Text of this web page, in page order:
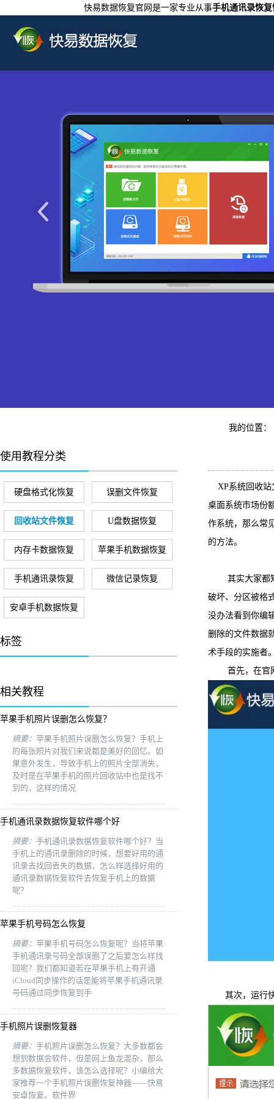
快易数据恢复官网是一家专业从事手机通讯录恢
我的位置：
使用教程分类
硬盘格式化恢复 误删文件恢复
回收站文件恢复 U盘数据恢复
内存卡数据恢复 苹果手机数据恢复
手机通讯录恢复 微信记录恢复
安卓手机数据恢复
标签
相关教程
苹果手机照片误删怎么恢复？
摘要： 苹果手机照片误删怎么恢复？手机上
的每张照片对我们来说都是美好的回忆。如
果意外发生，导致手机上的照片全部消失，
及时是在苹果手机的照片回收站中也是找不
到的，这样的情况
手机通讯录数据恢复软件哪个好
摘要： 手机通讯录数据恢复软件哪个好？当
手机上的通讯录删除的时候，想要好用的通
讯录去找回丢失的数据，怎么样选择好用的
通讯录数据恢复软件去恢复手机上的数据
呢？
苹果手机号码怎么恢复
摘要： 苹果手机号码怎么恢复呢？当将苹果
手机通讯录号码全部误删了之后要怎么样找
回呢？我们都知道若在苹果手机上有开通
iCloud同步操作的话是能将苹果手机通讯录
号码通过同步恢复到手
手机照片误删恢复器
摘要： 手机照片误删怎么恢复？大多数都会
想到数据会软件，但是网上鱼龙混杂，那么
多数据恢复软件，该怎么选择呢？小编给大
家推荐一个手机照片误删恢复神器——快易
安卓恢复。软件界
XP系统回收站
桌面系统市场份
作系统，那么常
的方法。
其实大家都知
破坏、分区被格
没办法看到你编
删除的文件数据
术手段的实施者
首先，在官网
其次，运行快